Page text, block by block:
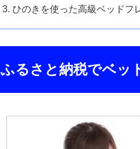
ひのきを使った高級ベッドフ
ふるさと納税でベッ